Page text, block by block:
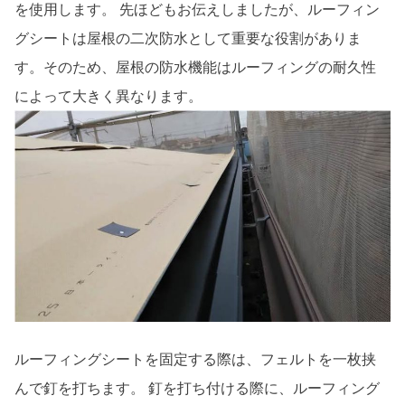
を使用します。 先ほどもお伝えしましたが、ルーフィン
グシートは屋根の二次防水として重要な役割がありま
す。そのため、屋根の防水機能はルーフィングの耐久性
によって大きく異なります。
ルーフィングシートを固定する際は、フェルトを一枚挟
んで釘を打ちます。 釘を打ち付ける際に、ルーフィング